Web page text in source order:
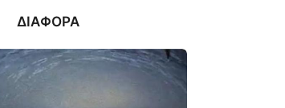
ΔΙΆΦΟΡΑ